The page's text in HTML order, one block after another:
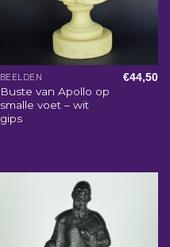
BEELDEN
Buste van Apollo op
smalle voet – wit
gips
€44,50